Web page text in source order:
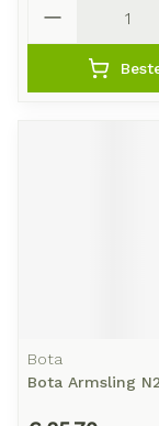
Bota
Bota Armsling N2